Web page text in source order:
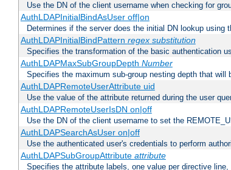
Use the DN of the client username when checking for
AuthLDAPInitialBindAsUser off|on
Determines if the server does the initial DN lookup
AuthLDAPInitialBindPattern regex substitution
Specifies the transformation of the basic authentication
AuthLDAPMaxSubGroupDepth Number
Specifies the maximum sub-group nesting depth that
AuthLDAPRemoteUserAttribute uid
Use the value of the attribute returned during the user
AuthLDAPRemoteUserIsDN on|off
Use the DN of the client username to set the
AuthLDAPSearchAsUser on|off
Use the authenticated user's credentials to perform
AuthLDAPSubGroupAttribute attribute
Specifies the attribute labels, one value per directive